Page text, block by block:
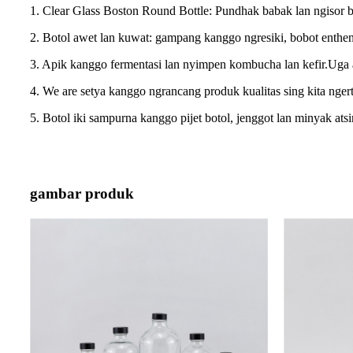
1. Clear Glass Boston Round Bottle: Pundhak babak lan
2. Botol awet lan kuwat: gampang kanggo ngresiki, bobot
3. Apik kanggo fermentasi lan nyimpen kombucha lan
4. We are setya kanggo ngrancang produk kualitas sing kita
5. Botol iki sampurna kanggo pijet botol, jenggot lan minyak
gambar produk